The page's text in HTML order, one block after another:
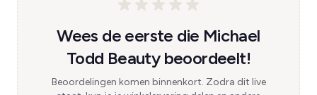
Wees de eerste die Michael
Todd Beauty beoordeelt!
Beoordelingen komen binnenkort. Zodra dit live